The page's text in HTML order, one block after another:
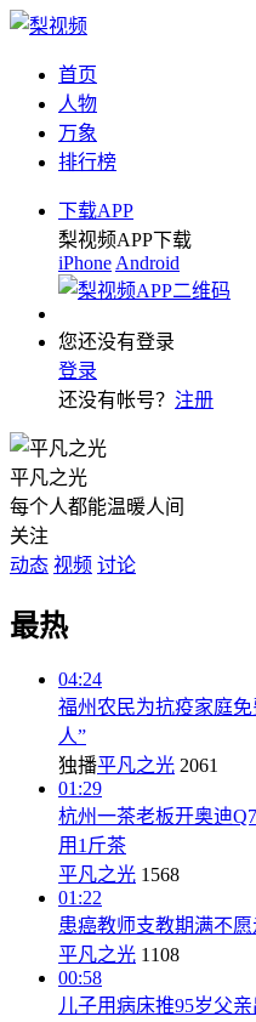
首页
人物
万象
排行榜
下载APP
梨视频APP下载
iPhone Android
您还没有登录
登录
还没有帐号？ 注册
平凡之光
每个人都能温暖人间
关注
动态 视频 讨论
最热
04:24
福州农民为抗疫家庭
人”
独播平凡之光 2061
01:29
杭州一茶老板开奥迪
用1斤茶
平凡之光 1568
01:22
患癌教师支教期满不
平凡之光 1108
00:58
儿子用病床推95岁父